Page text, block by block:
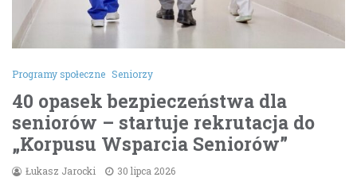
Programy społeczne Seniorzy
40 opasek bezpieczeństwa dla
seniorów – startuje rekrutacja do
„Korpusu Wsparcia Seniorów”
Łukasz Jarocki 30 lipca 2026